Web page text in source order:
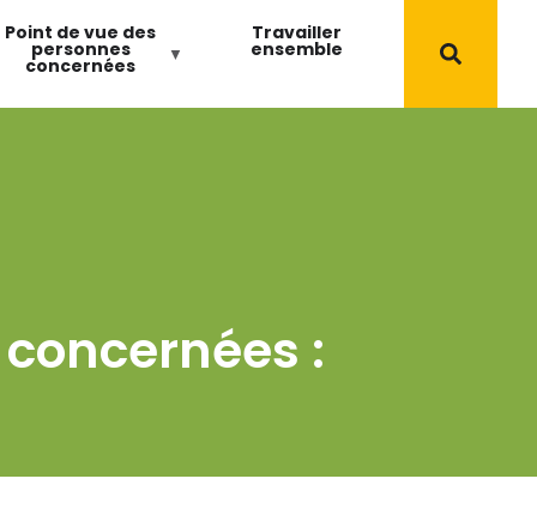
Point de vue des
personnes
concernées
Travailler
ensemble
: